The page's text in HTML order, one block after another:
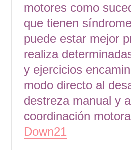
motores como
que tienen
puede estar mejor
realiza
y ejercicios
modo directo al
destreza manual y
coordinación
Down21